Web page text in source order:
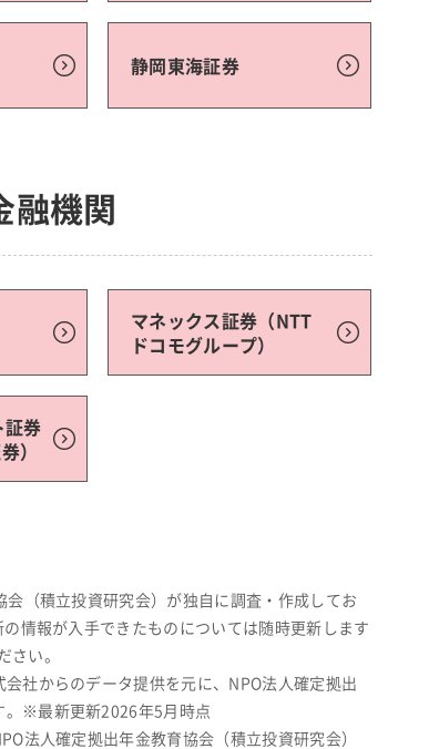
静岡東海証券
融機関
マネックス証券（NTT
ドコモグループ）
券
）
（積立投資研究会）が独自に調査・作成してお
情報が入手できたものについては随時更新します
さい。
社からのデータ提供を元に、NPO法人確定拠出
。※最新更新2026年5月時点
法人確定拠出年金教育協会（積立投資研究会）